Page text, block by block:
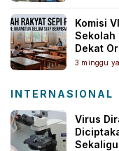
Komisi
Sekolah
Dekat
3 minggu
INTERNASIONAL
Virus